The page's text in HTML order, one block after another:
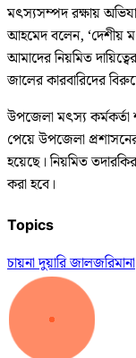
মৎস্যসম্পদ রক্ষায়
আহমেদ বলেন, ‘দেশীয়
আমাদের নিয়মিত
জালের কারবারিদের
উপজেলা মৎস্য কর্মকর্তা
পেয়ে উপজেলা
হয়েছে। নিয়মিত
করা হবে।
Topics
চায়না দুয়ারি জালজরিমানা